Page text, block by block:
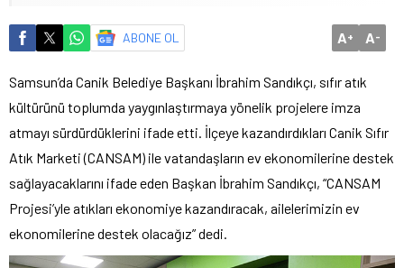
ABONE OL A+ A-
Samsun’da Canik Belediye Başkanı İbrahim Sandıkçı, sıfır atık
kültürünü toplumda yaygınlaştırmaya yönelik projelere imza
atmayı sürdürdüklerini ifade etti. İlçeye kazandırdıkları Canik Sıfır
Atık Marketi (CANSAM) ile vatandaşların ev ekonomilerine destek
sağlayacaklarını ifade eden Başkan İbrahim Sandıkçı, “CANSAM
Projesi’yle atıkları ekonomiye kazandıracak, ailelerimizin ev
ekonomilerine destek olacağız” dedi.